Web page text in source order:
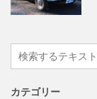
カテゴリー